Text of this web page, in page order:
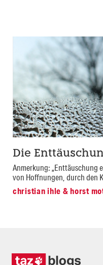
Die
Anmerkung:
von Hoffnungen, durch den
christian ihle & horst